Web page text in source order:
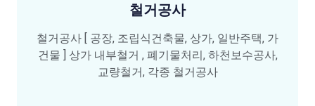
철거공사
철거공사 [ 공장, 조립식건축물, 상가, 일반주택, 가
건물 ] 상가 내부철거 , 폐기물처리, 하천보수공사,
교량철거, 각종 철거공사